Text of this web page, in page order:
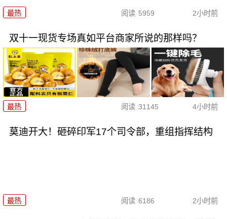
最热 阅读 5959 2小时前
双十一现货专场真如平台商家所说的那样吗？
最热 阅读 31145 4小时前
莫迪开大！砸碎印军17个司令部，重组指挥结构
最热 阅读 6186 2小时前